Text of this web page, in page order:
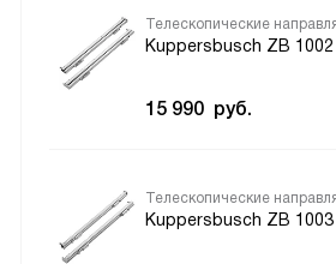
Телескопические
Kuppersbusch ZB 1002
15 990 руб.
Телескопические
Kuppersbusch ZB 1003